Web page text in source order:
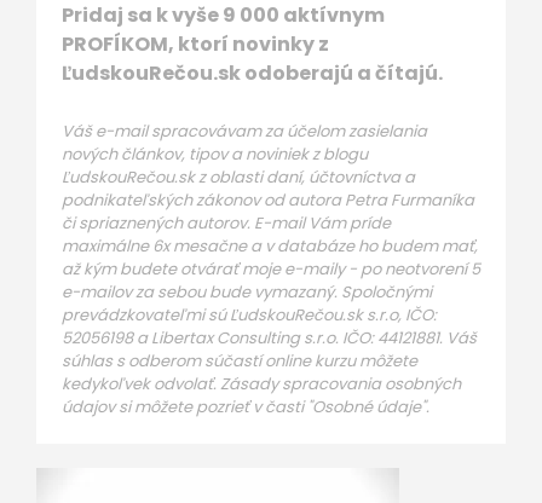
Pridaj sa k vyše 9 000 aktívnym
PROFÍKOM, ktorí novinky z
ĽudskouRečou.sk odoberajú a čítajú.
Váš e-mail spracovávam za účelom zasielania
nových článkov, tipov a noviniek z blogu
ĽudskouRečou.sk z oblasti daní, účtovníctva a
podnikateľských zákonov od autora Petra Furmaníka
či spriaznených autorov. E-mail Vám príde
maximálne 6x mesačne a v databáze ho budem mať,
až kým budete otvárať moje e-maily - po neotvorení 5
e-mailov za sebou bude vymazaný. Spoločnými
prevádzkovateľmi sú ĽudskouRečou.sk s.r.o, IČO:
52056198 a Libertax Consulting s.r.o. IČO: 44121881. Váš
súhlas s odberom súčastí online kurzu môžete
kedykoľvek odvolať. Zásady spracovania osobných
údajov si môžete pozrieť v časti "Osobné údaje".